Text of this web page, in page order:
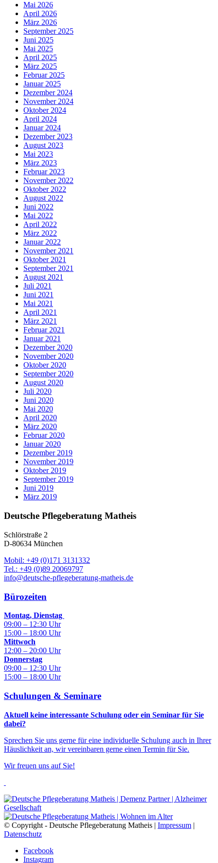
Mai 2026
April 2026
März 2026
September 2025
Juni 2025
Mai 2025
April 2025
März 2025
Februar 2025
Januar 2025
Dezember 2024
November 2024
Oktober 2024
April 2024
Januar 2024
Dezember 2023
August 2023
Mai 2023
März 2023
Februar 2023
November 2022
Oktober 2022
August 2022
Juni 2022
Mai 2022
April 2022
März 2022
Januar 2022
November 2021
Oktober 2021
September 2021
August 2021
Juli 2021
Juni 2021
Mai 2021
April 2021
März 2021
Februar 2021
Januar 2021
Dezember 2020
November 2020
Oktober 2020
September 2020
August 2020
Juli 2020
Juni 2020
Mai 2020
April 2020
März 2020
Februar 2020
Januar 2020
Dezember 2019
November 2019
Oktober 2019
September 2019
Juni 2019
März 2019
Deutsche Pflegeberatung Matheis
Schlörstraße 2
D-80634 München
Mobil: +49 (0)171 3131332
Tel.: +49 (0)89 20069797
info@deutsche-pflegeberatung-matheis.de
Bürozeiten
Montag, Dienstag
09:00 – 12:30 Uhr
15:00 – 18:00 Uhr
Mittwoch
12:00 – 20:00 Uhr
Donnerstag
09:00 – 12:30 Uhr
15:00 – 18:00 Uhr
Schulungen & Seminare
Aktuell keine interessante Schulung oder ein Seminar für Sie
dabei?
Sprechen Sie uns gerne für eine individuelle Schulung auch in Ihrer
Häuslichkeit an, wir vereinbaren gerne einen Termin für Sie.
Wir freuen uns auf Sie!
© Copyright - Deutsche Pflegeberatung Matheis | Impressum |
Datenschutz
Facebook
Instagram